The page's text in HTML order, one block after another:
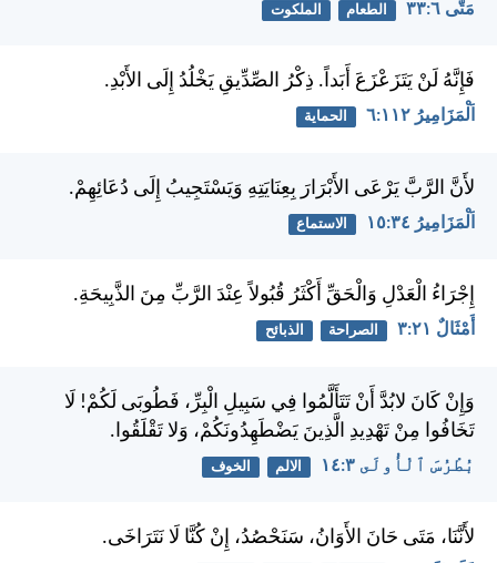
مَتَّى ٦:‏٣٣ الطعام الملكوت
فَإِنَّهُ لَنْ يَتَزَعْزَعَ أَبَداً. ذِكْرُ الصِّدِّيقِ يَخْلُدُ إِلَى الأَبْدِ.
اَلْمَزَامِيرُ ١١٢:‏٦ الحماية
لأَنَّ الرَّبَّ يَرْعَى الأَبْرَارَ بِعِنَايَتِهِ وَيَسْتَجِيبُ إِلَى دُعَائِهِمْ.
اَلْمَزَامِيرُ ٣٤:‏١٥ الاستماع
إِجْرَاءُ الْعَدْلِ وَالْحَقِّ أَكْثَرُ قُبُولاً عِنْدَ الرَّبِّ مِنَ الذَّبِيحَةِ.
أَمْثَالٌ ٢١:‏٣ الصراحة الذبائح
وَإِنْ كَانَ لابُدَّ أَنْ تَتَأَلَّمُوا فِي سَبِيلِ الْبِرِّ، فَطُوبَى لَكُمْ! لَا
تَخَافُوا مِنْ تَهْدِيدِ الَّذِينَ يَضْطَهِدُونَكُمْ، وَلا تَقْلَقُوا.
بُطْرُسَ ٱلْأُولَى ٣:‏١٤ الالم الخوف
لأَنَّنَا، مَتَى حَانَ الأَوَانُ، سَنَحْصُدُ، إِنْ كُنَّا لَا نَتَرَاخَى.